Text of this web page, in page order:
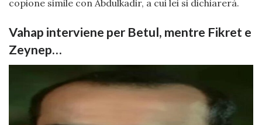
copione simile con Abdulkadir, a cui lei si dichiarerà.
Vahap interviene per Betul, mentre Fikret e
Zeynep…